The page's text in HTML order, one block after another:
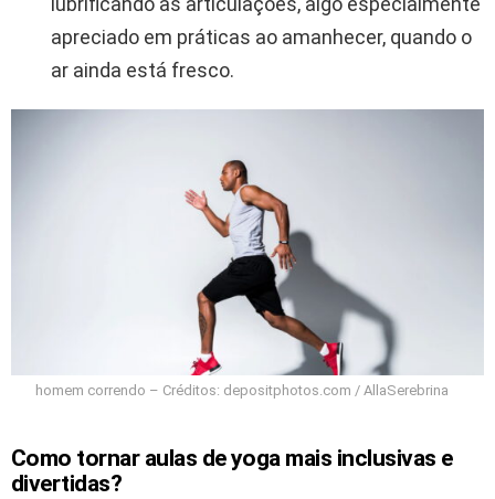
apreciado em práticas ao amanhecer, quando o
ar ainda está fresco.
homem correndo – Créditos: depositphotos.com / AllaSerebrina
Como tornar aulas de yoga mais inclusivas e
divertidas?